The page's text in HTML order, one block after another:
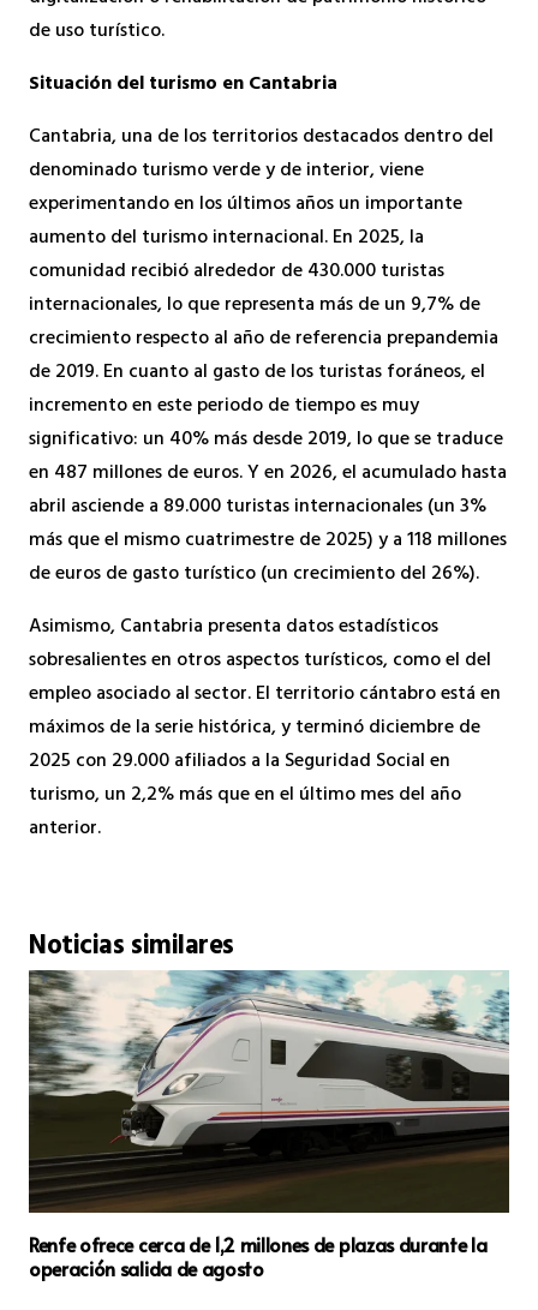
de uso turístico.
Situación del turismo en Cantabria
Cantabria, una de los territorios destacados dentro del
denominado turismo verde y de interior, viene
experimentando en los últimos años un importante
aumento del turismo internacional. En 2025, la
comunidad recibió alrededor de 430.000 turistas
internacionales, lo que representa más de un 9,7% de
crecimiento respecto al año de referencia prepandemia
de 2019. En cuanto al gasto de los turistas foráneos, el
incremento en este periodo de tiempo es muy
significativo: un 40% más desde 2019, lo que se traduce
en 487 millones de euros. Y en 2026, el acumulado hasta
abril asciende a 89.000 turistas internacionales (un 3%
más que el mismo cuatrimestre de 2025) y a 118 millones
de euros de gasto turístico (un crecimiento del 26%).
Asimismo, Cantabria presenta datos estadísticos
sobresalientes en otros aspectos turísticos, como el del
empleo asociado al sector. El territorio cántabro está en
máximos de la serie histórica, y terminó diciembre de
2025 con 29.000 afiliados a la Seguridad Social en
turismo, un 2,2% más que en el último mes del año
anterior.
Noticias similares
Renfe ofrece cerca de 1,2 millones de plazas durante la
operación salida de agosto